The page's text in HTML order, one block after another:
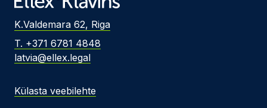
K.Valdemara 62, Riga
T. +371 6781 4848
latvia@ellex.legal
Külasta veebilehte